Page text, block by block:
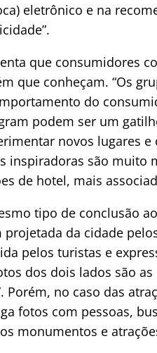
eletrônico e na
que consumidores
que conheçam. “Os
do
podem ser um
novos lugares
inspiradoras são muito
de hotel, mais
tipo de conclusão
projetada da cidade
pelos turistas e
dos dois lados são
Porém, no caso das
fotos com pessoas,
monumentos e